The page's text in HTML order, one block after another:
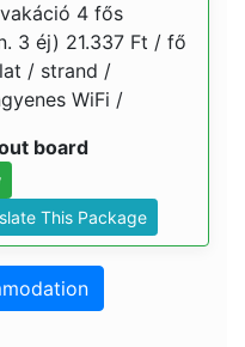
4 fős
3 éj) 21.337 Ft / fő
/ strand /
WiFi /
board
This Package